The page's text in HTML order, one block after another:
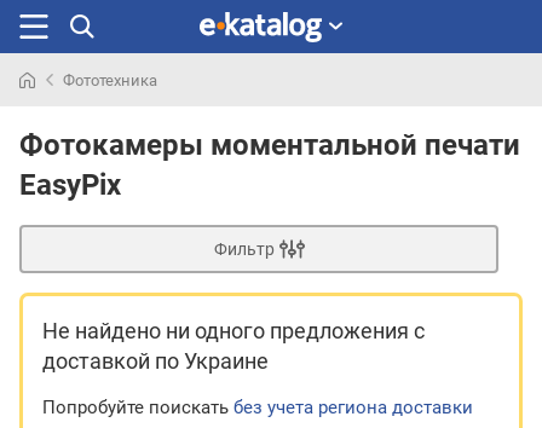
раньше
Фототехника
Фотокамеры моментальной печати
EasyPix
Фильтр
Не найдено ни одного предложения с
доставкой по Украине
Попробуйте поискать без учета региона доставки